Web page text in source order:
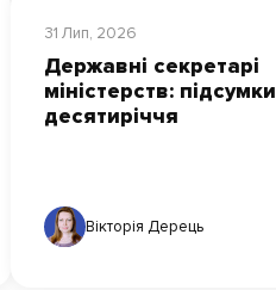
31 Лип, 2026
Державні секретарі
міністерств: підсумки
десятиріччя
Вікторія Дерець